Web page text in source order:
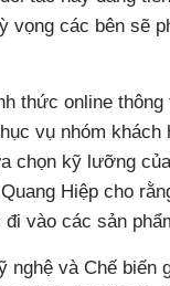
vọng các bên sẽ
thức online
vụ nhóm
chọn kỹ lưỡng
Hiệp cho
vào các sản
nghệ và Chế biến